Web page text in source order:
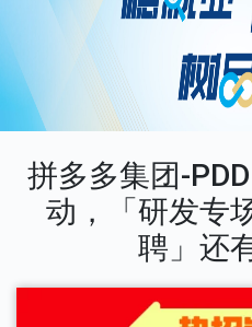
拼多多集团-
动，「研发专
聘」还